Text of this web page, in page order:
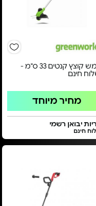
חרמש קוצץ קנטים 33 ס"מ -
חינם
מחיר מיוחד
יבואן רשמי
חינם